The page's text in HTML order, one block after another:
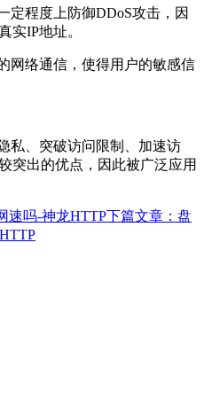
定程度上防御DDoS攻击，因
实IP地址。
网络通信，使得用户的敏感信
私、突破访问限制、加速访
突出的优点，因此被广泛应用
速吗-神龙HTTP下篇文章： 盘